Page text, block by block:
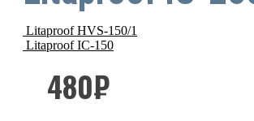
Litaproof HVS-150/1
Litaproof IC-150
480₽